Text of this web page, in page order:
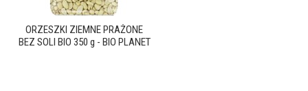
ORZESZKI ZIEMNE PRAŻONE
BEZ SOLI BIO 350 g - BIO PLANET